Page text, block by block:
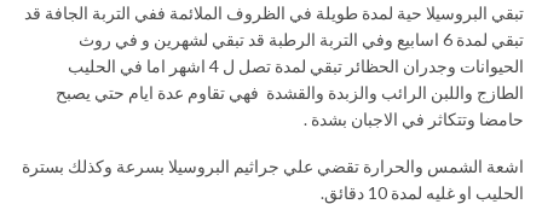
تبقي البروسيلا حية لمدة طويلة في الظروف الملائمة ففي التربة الجافة قد
تبقي لمدة 6 اسابيع وفي التربة الرطبة قد تبقي لشهرين و في روث
الحيوانات وجدران الحظائر تبقي لمدة تصل ل 4 اشهر اما في الحليب
الطازج واللبن الرائب والزبدة والقشدة فهي تقاوم عدة ايام حتي يصبح
حامضا وتتكاثر في الاجبان بشدة .
اشعة الشمس والحرارة تقضي علي جراثيم البروسيلا بسرعة وكذلك بسترة
الحليب او غليه لمدة 10 دقائق.